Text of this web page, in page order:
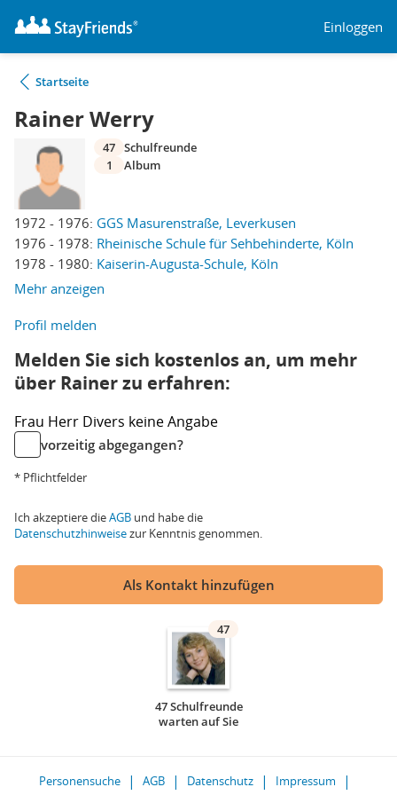
Einloggen
Startseite
Rainer Werry
1972 - 1976: GGS Masurenstraße, Leverkusen
1976 - 1978: Rheinische Schule für Sehbehinderte, Köln
1978 - 1980: Kaiserin-Augusta-Schule, Köln
Mehr anzeigen
47 Schulfreunde
1
Album
Profil melden
Melden Sie sich kostenlos an, um mehr
über Rainer zu erfahren:
Frau Herr Divers keine Angabe
vorzeitig abgegangen?
* Pflichtfelder
Ich akzeptiere dieAGB und habe die
Datenschutzhinweisezur Kenntnis genommen.
Als Kontakt hinzufügen
47
47 Schulfreunde
warten auf Sie
Personensuche AGB Datenschutz
Impressum